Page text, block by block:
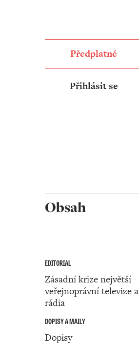
Předplatné
Přihlásit se
Obsah
EDITORIAL
Zásadní krize největší
veřejnoprávní televize a
rádia
DOPISY A MAILY
Dopisy